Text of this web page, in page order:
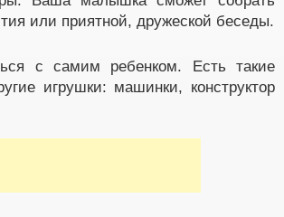
или приятной, дружеской беседы.
с самим ребенком. Есть такие
игрушки: машинки, конструктор